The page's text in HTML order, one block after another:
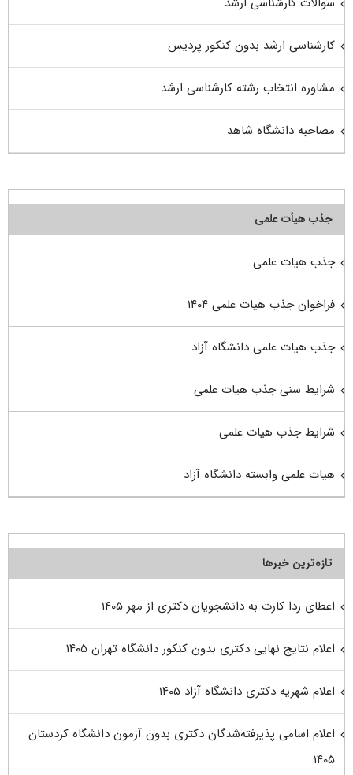
کارشناسی ارشد بدون کنکور پردیس
مشاوره انتخاب رشته کارشناسی ارشد
مصاحبه دانشگاه شاهد
جذب هیأت علمی
جذب هیات علمی
فراخوان جذب هیات علمی ۱۴۰۴
جذب هیات علمی دانشگاه آزاد
شرایط سنی جذب هیات علمی
شرایط جذب هیات علمی
هیات علمی وابسته دانشگاه آزاد
تازه‌ترین خبرها
اعطای ردا کارت به دانشجویان دکتری از مهر ۱۴۰۵
اعلام نتایج نهایی دکتری بدون کنکور دانشگاه تهران ۱۴۰۵
اعلام شهریه دکتری دانشگاه آزاد ۱۴۰۵
اعلام اسامی پذیرفته‌شدگان دکتری بدون آزمون دانشگاه کردستان
۱۴۰۵